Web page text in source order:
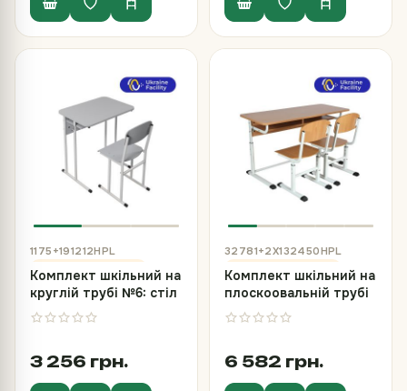
1175+191212HPL
Комплект шкільний на
круглій трубі №6: стіл
з полицею та стілець
полозковий з HPL
3 256 грн.
32781+2Х132450HPL
Комплект шкільний на
плоскоовальній трубі
№4-7, стіл та 2 стільці
з HPL
6 582 грн.